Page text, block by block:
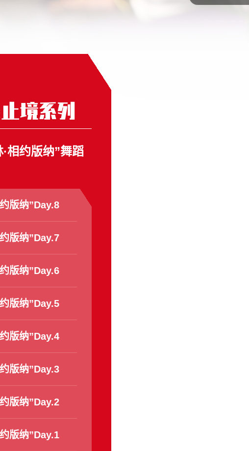
境系列
相约版纳”舞蹈
版纳”Day.8
版纳”Day.7
版纳”Day.6
版纳”Day.5
版纳”Day.4
版纳”Day.3
版纳”Day.2
版纳”Day.1